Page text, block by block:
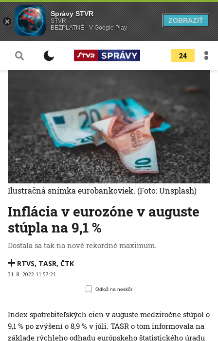
24
Inflácia v eurozóne v auguste
stúpla na 9,1 %
Dostala sa tak na nové rekordné maximum.
RTVS, TASR, ČTK
31. 8. 2022 11:57:21
Odlož na neskôr
Ilustračná snímka eurobankoviek. (Foto: Unsplash)
Index spotrebiteľských cien v auguste medziročne stúpol o
9,1 % po zvýšení o 8,9 % v júli. TASR o tom informovala na
základe rýchleho odhadu európskeho štatistického úradu
Správy STVR
STVR
BEZPLATNÉ - V Google Play
ZOBRAZIŤ